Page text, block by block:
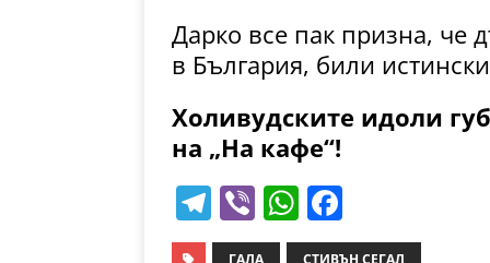
Дарко все пак призна, че
в България, били
Холивудските идоли
на „На кафе“!
T
el
Vi
b
W
h a